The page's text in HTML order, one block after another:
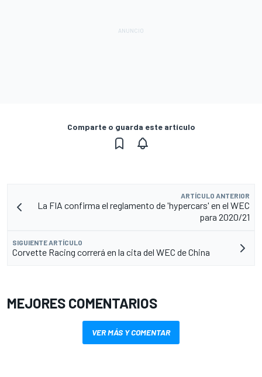
Comparte o guarda este artículo
ARTÍCULO ANTERIOR
La FIA confirma el reglamento de 'hypercars' en el WEC
para 2020/21
SIGUIENTE ARTÍCULO
Corvette Racing correrá en la cita del WEC de China
MEJORES COMENTARIOS
VER MÁS Y COMENTAR